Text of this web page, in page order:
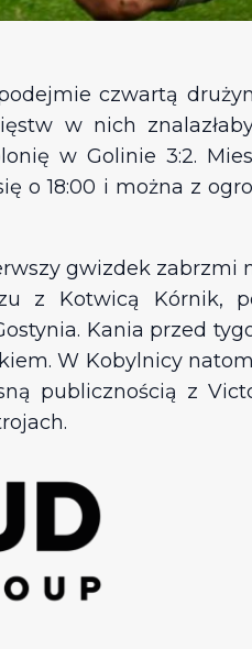
czwartą
w nich
w Golinie 3:2.
o 18:00 i można z
gwizdek
z Kotwicą Kórnik,
Kania przed
W Kobylnicy
publicznością z